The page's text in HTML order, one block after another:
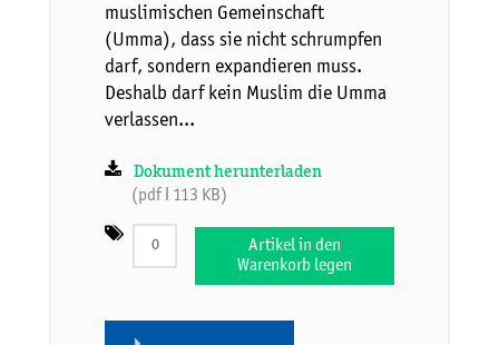
muslimischen Gemeinschaft
(Umma), dass sie nicht schrumpfen
darf, sondern expandieren muss.
Deshalb darf kein Muslim die Umma
verlassen...
Dokument herunterladen
(pdf ǀ 113 KB)
Artikel in den
Warenkorb legen